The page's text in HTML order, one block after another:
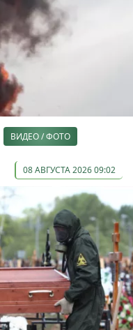
ВИДЕО / ФОТО
08 АВГУСТА 2026 09:02